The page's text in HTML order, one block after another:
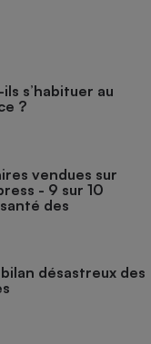
s’habituer au
?
vendues sur
- 9 sur 10
des
désastreux des